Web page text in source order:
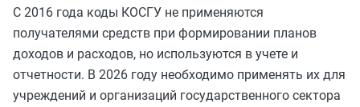
С 2016 года коды КОСГУ не применяются
получателями средств при формировании планов
доходов и расходов, но используются в учете и
отчетности. В 2026 году необходимо применять их для
учреждений и организаций государственного сектора